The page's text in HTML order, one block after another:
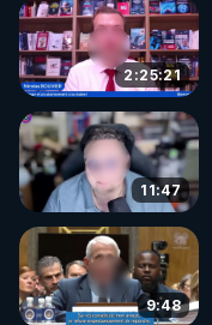
2:25:21
11:47
9:48